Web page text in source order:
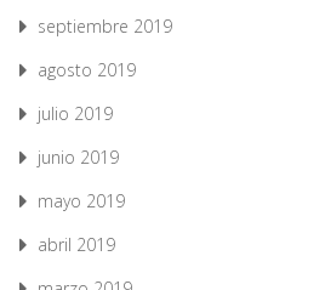
septiembre 2019
agosto 2019
julio 2019
junio 2019
mayo 2019
abril 2019